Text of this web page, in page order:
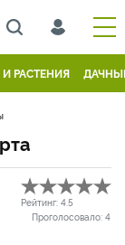
РАСТЕНИЯ
Рейтинг: 4.5
Проголосовало: 4